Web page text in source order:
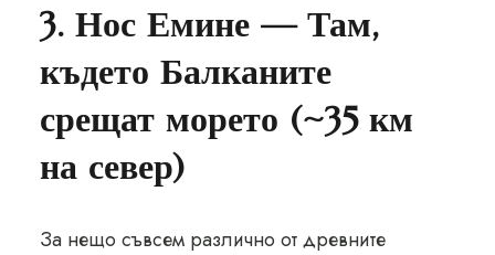
3. Нос Емине — Там,
където Балканите
срещат морето (~35 км
на север)
За нещо съвсем различно от древните